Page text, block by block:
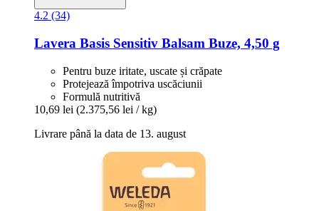
4.2 (34)
Lavera Basis Sensitiv Balsam Buze, 4,50 g
Pentru buze iritate, uscate și crăpate
Protejează împotriva uscăciunii
Formulă nutritivă
10,69 lei (2.375,56 lei / kg)
Livrare până la data de 13. august